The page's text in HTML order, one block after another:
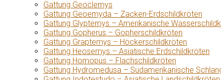
Gattung Geoclemys
Gattung Geoemyda – Zacken-Erdschildkröten
Gattung Glyptemys – Amerikanische
Gattung Gopherus – Gopherschildkröten
Gattung Graptemys – Höckerschildkröten
Gattung Heosemys – Asiatische Erdschildkröten
Gattung Homopus – Flachschildkröten
Gattung Hydromedusa – Südamerikanische